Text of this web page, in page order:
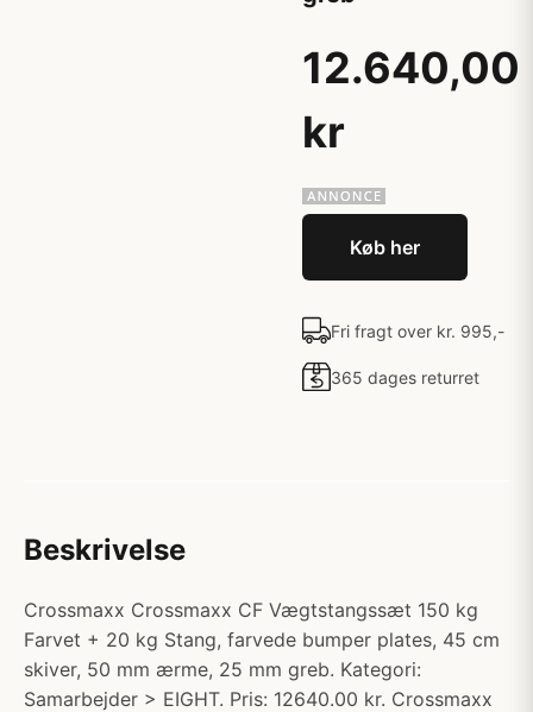
12.640,00
kr
Køb her
Fri fragt over kr. 995,-
365 dages returret
Beskrivelse
Crossmaxx Crossmaxx CF Vægtstangssæt 150 kg
Farvet + 20 kg Stang, farvede bumper plates, 45 cm
skiver, 50 mm ærme, 25 mm greb. Kategori:
Samarbejder > EIGHT. Pris: 12640.00 kr. Crossmaxx